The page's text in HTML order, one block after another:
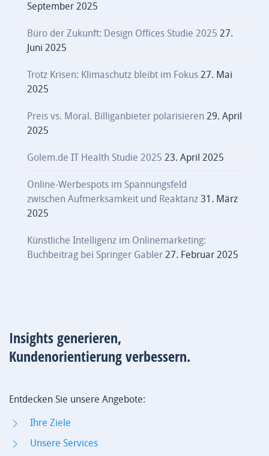
September 2025
Büro der Zukunft: Design Offices Studie 2025 27.
Juni 2025
Trotz Krisen: Klimaschutz bleibt im Fokus 27. Mai
2025
Preis vs. Moral. Billiganbieter polarisieren 29. April
2025
Golem.de IT Health Studie 2025 23. April 2025
Online-Werbespots im Spannungsfeld
zwischen Aufmerksamkeit und Reaktanz 31. März
2025
Künstliche Intelligenz im Onlinemarketing:
Buchbeitrag bei Springer Gabler 27. Februar 2025
Insights generieren,
Kundenorientierung verbessern.
Entdecken Sie unsere Angebote:
Ihre Ziele
Unsere Services